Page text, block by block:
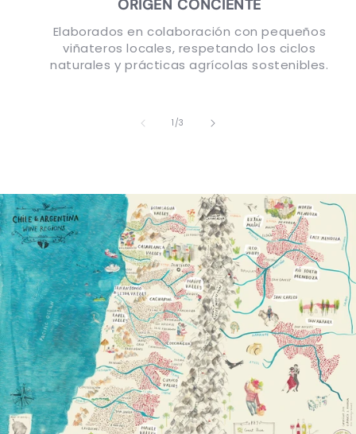
ORIGEN CONCIENTE
Elaborados en colaboración con pequeños
viñateros locales, respetando los ciclos
naturales y prácticas agrícolas sostenibles.
1 /de
3